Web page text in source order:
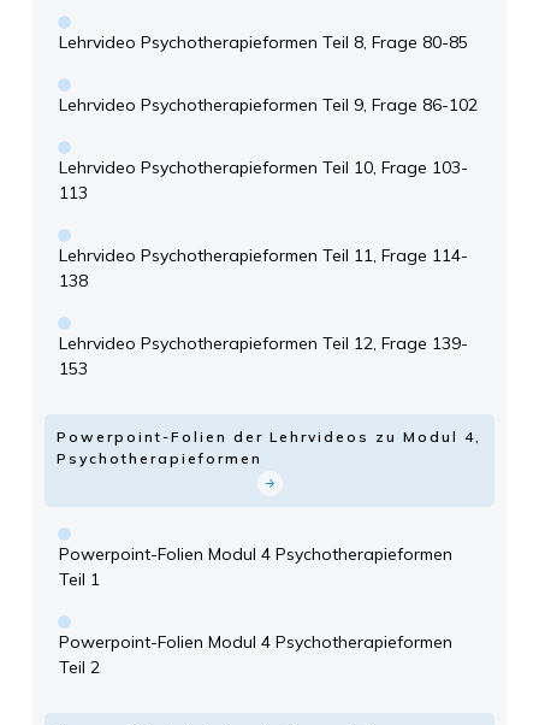
Lehrvideo Psychotherapieformen Teil 8, Frage 80-85
Lehrvideo Psychotherapieformen Teil 9, Frage 86-102
Lehrvideo Psychotherapieformen Teil 10, Frage 103-
113
Lehrvideo Psychotherapieformen Teil 11, Frage 114-
138
Lehrvideo Psychotherapieformen Teil 12, Frage 139-
153
Powerpoint-Folien der Lehrvideos zu Modul 4,
Psychotherapieformen
Powerpoint-Folien Modul 4 Psychotherapieformen
Teil 1
Powerpoint-Folien Modul 4 Psychotherapieformen
Teil 2